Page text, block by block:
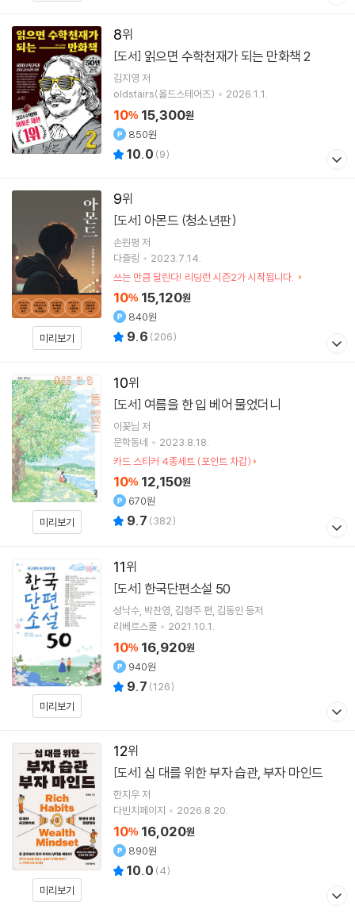
8
[도서] 읽으면 수학천재가 되는 만화책 2
김지영 저
oldstairs(올드스테어즈)
2026.1.1.
10% 15,300원
850원
10.0 (9)
9
미리보기
[도서] 아몬드 (청소년판)
손원평 저
다즐링
2023.7.14.
쓰는 만큼 달린다! 리딩런 시즌2가 시작됩니다.
10% 15,120원
840원
9.6 (206)
10
미리보기
[도서] 여름을 한 입 베어 물었더니
이꽃님 저
문학동네
2023.8.18.
카드 스티커 4종세트 (포인트 차감)
10% 12,150원
670원
9.7 (382)
11
미리보기
[도서] 한국단편소설 50
성낙수 박찬영 김형주 편 김동인 등저
리베르스쿨
2021.10.1.
10% 16,920원
940원
9.7 (126)
12
미리보기
[도서] 십 대를 위한 부자 습관, 부자 마인드
한지우저
다빈치페이지
2026.8.20.
10% 16,020원
890원
10.0 (4)